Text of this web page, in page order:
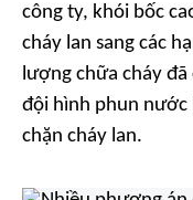
công ty, khói bốc
cháy lan sang các
lượng chữa cháy
đội hình phun nước
chặn cháy lan.